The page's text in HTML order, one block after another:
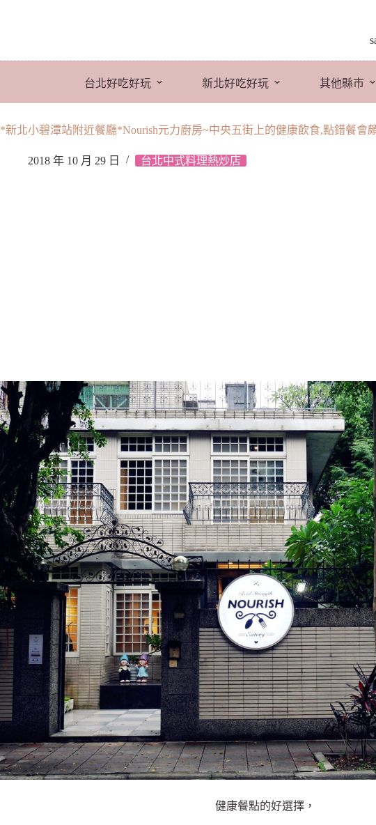
要
台北好吃好玩 新北好吃好玩 其他縣市
*新北小碧潭站附近餐廳*Nourish元力廚房~中央五街上的健康飲食,點錯餐會
2018 年 10 月 29 日 台北中式料理熱炒店
健康餐點的好選擇，